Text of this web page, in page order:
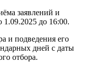
заявлений и
1.09.2025 до 16:00.
и подведения его
дней с даты
отбора.